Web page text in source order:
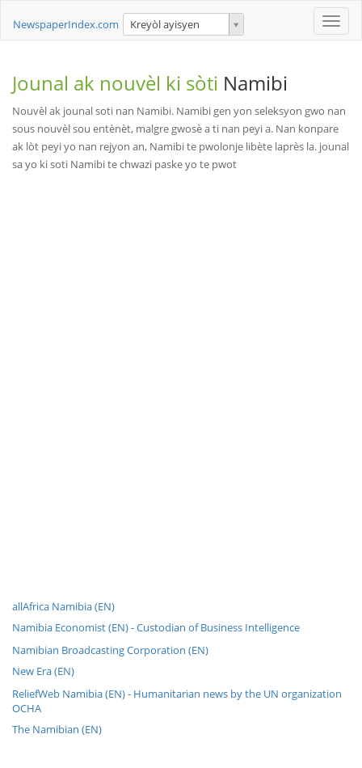
Toggle
NewspaperIndex.com Kreyòl ayisyen
Jounal ak nouvèl ki sòti Namibi
Nouvèl ak jounal soti nan Namibi. Namibi gen yon seleksyon gwo nan
sous nouvèl sou entènèt, malgre gwosè a ti nan peyi a. Nan konpare
ak lòt peyi yo nan rejyon an, Namibi te pwolonje libète laprès la. jounal
sa yo ki soti Namibi te chwazi paske yo te pwot
allAfrica Namibia (EN)
Namibia Economist (EN) - Custodian of Business Intelligence
Namibian Broadcasting Corporation (EN)
New Era (EN)
ReliefWeb Namibia (EN) - Humanitarian news by the UN organization
OCHA
The Namibian (EN)